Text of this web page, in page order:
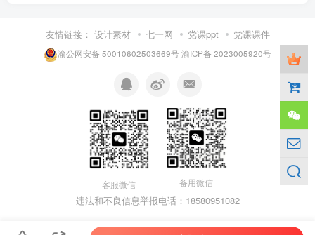
友情链接： 设计素材 七一网 党课ppt 党课课件
渝公网安备 50010602503669号渝ICP备 2023005920号
客服微信 备用微信
违法和不良信息举报电话：18580951082